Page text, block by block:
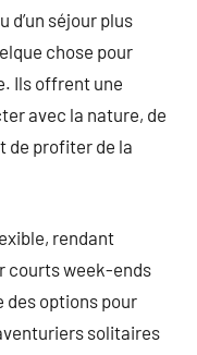
d’un séjour plus
chose pour
Ils offrent une
avec la nature, de
de profiter de la
rendant
courts week-ends
des options pour
solitaires